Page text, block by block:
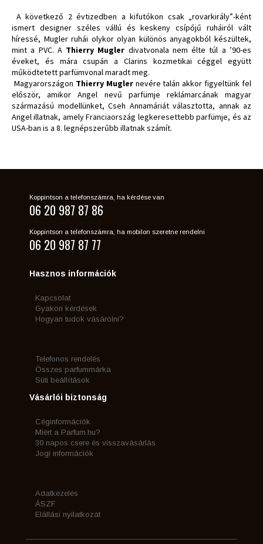
A következő 2 évtizedben a kifutókon csak „rovarkirály”-ként
ismert designer széles vállú és keskeny csípőjű ruháiról vált
híressé, Mugler ruhái olykor olyan különös anyagokból készültek,
mint a PVC. A Thierry Mugler divatvonala nem élte túl a ’90-es
éveket, és mára csupán a Clarins kozmetikai céggel együtt
működtetett parfümvonal maradt meg.
Magyarországon Thierry Muglernevére talán akkor figyeltünk fel
először, amikor Angel nevű parfümje reklámarcának magyar
származású modellünket, Cseh Annamáriát választotta, annak az
Angel illatnak, amely Franciaország legkeresettebb parfümje, és az
USA-ban is a 8. legnépszerűbb illatnak számít.
Koppintson a telefonszámra, ha kérdése van
06 20 987 87 86
Koppintson a telefonszámra, ha mobilon szeretne rendelni
06 20 987 87 77
Hasznos információk
Kapcsolat
Gyakori kérdések
Hogyan tudok vásárolni?
Telefonos rendelés
Összes parfummárka
Süti beállítások
Vásárlói biztonság
Céginformációk
Miért a Parfum.hu?
30 napos csere és visszavásárlás
Jogi információk
Adatkezelés
ÁSZF
Elállási nyilatkozat